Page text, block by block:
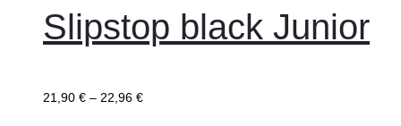
Slipstop black Junior
21,90 € – 22,96 €